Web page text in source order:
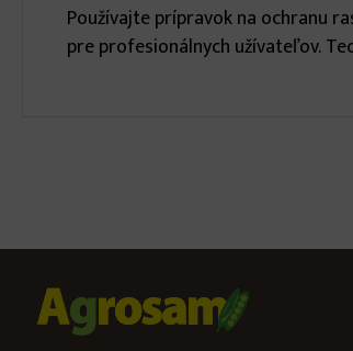
Používajte prípravok na ochranu
pre profesionálnych užívateľov.